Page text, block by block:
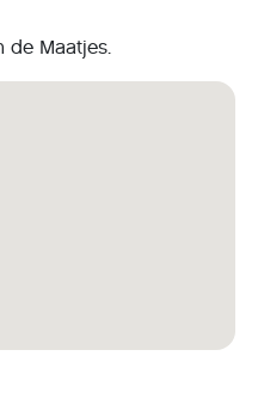
de Maatjes.